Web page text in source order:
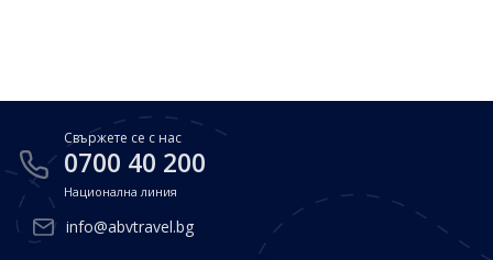
Почивки в Италия
Почивки в Доминиканска република
Почивки в Дубай
Почивка в Мексико
Политика за поверителност
Контакти
Вход за агенти
Свържете се с нас
0700 40 200
Национална линия
info@abvtravel.bg